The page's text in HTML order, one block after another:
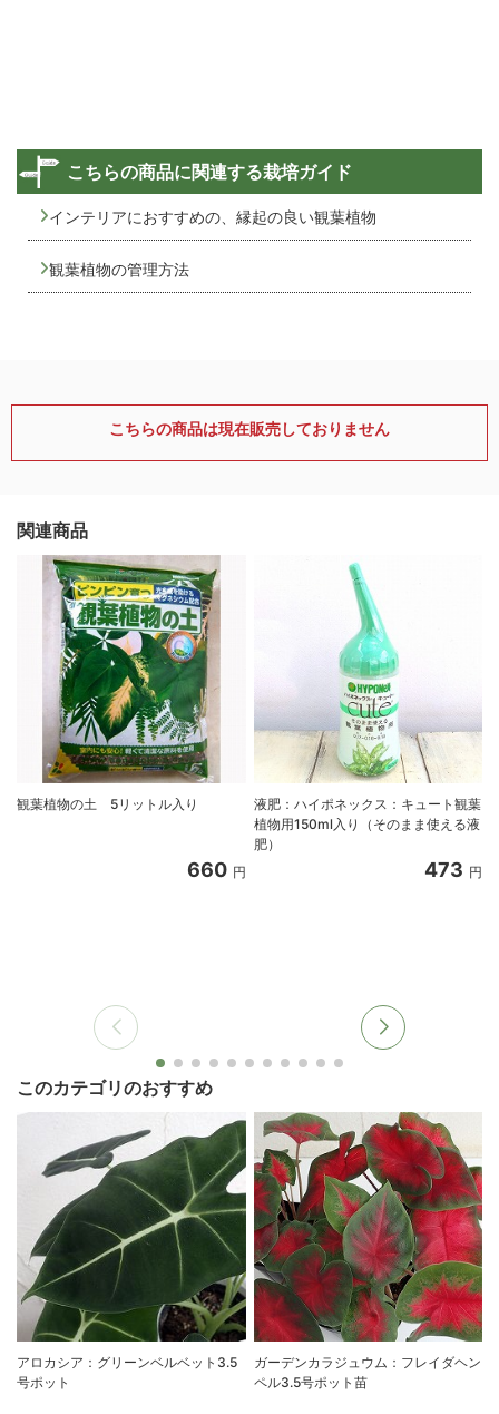
こちらの商品に関連する栽培ガイド
インテリアにおすすめの、縁起の良い観葉植物
観葉植物の管理方法
こちらの商品は現在販売しておりません
関連商品
観葉植物の土 5リットル入り
660 円
液肥：ハイポネックス：キュート観葉
植物用150ml入り（そのまま使える液
肥）
473 円
このカテゴリのおすすめ
アロカシア：グリーンベルベット3.5
号ポット
ガーデンカラジュウム：フレイダヘン
ペル3.5号ポット苗